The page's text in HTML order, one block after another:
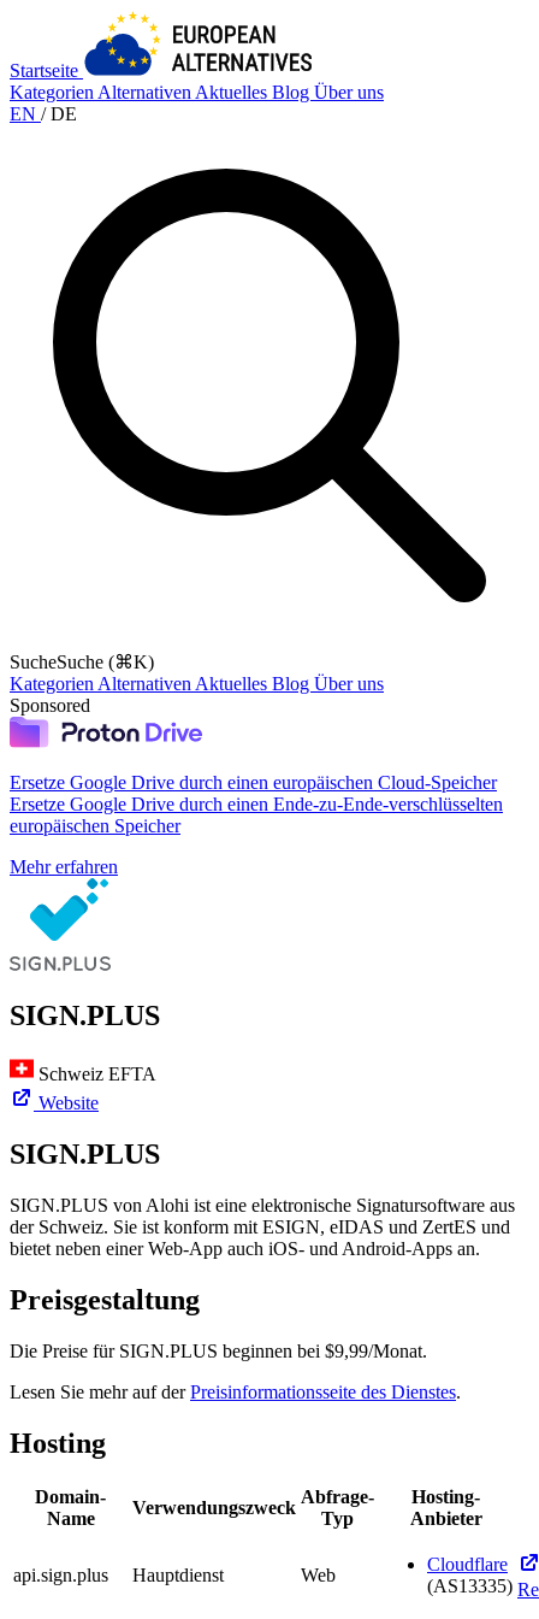
Startseite
Kategorien Alternativen Aktuelles Blog Über uns
EN / DE
SucheSuche (⌘K)
Kategorien Alternativen Aktuelles Blog Über uns
Sponsored
Ersetze Google Drive durch einen europäischen Cloud-Speicher
Ersetze Google Drive durch einen Ende-zu-Ende-verschlüsselten
europäischen Speicher
Mehr erfahren
SIGN.PLUS
Schweiz EFTA
Website
SIGN.PLUS
SIGN.PLUS von Alohi ist eine elektronische Signatursoftware aus
der Schweiz. Sie ist konform mit ESIGN, eIDAS und ZertES und
bietet neben einer Web-App auch iOS- und Android-Apps an.
Preisgestaltung
Die Preise für SIGN.PLUS beginnen bei $9,99/Monat.
Lesen Sie mehr auf derPreisinformationsseite des Dienstes.
Hosting
Domain-
Name
Verwendungszweck
Abfrage-
Typ
Hosting-
Anbieter
api.sign.plus Hauptdienst Web
Cloudflare
(AS13335)